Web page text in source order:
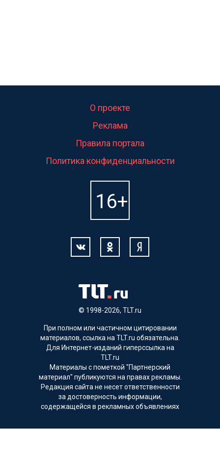
© 1998-2026, TLT.ru
О проекте
Реклама
Правила портала
Политика конфиденциальности
При полном или частичном цитировании
материалов, ссылка на TLT.ru обязательна.
Для Интернет-изданий гиперссылка на
TLT.ru
Материалы с пометкой "Партнерский
материал" публикуются на правах рекламы.
Редакция сайта не несет ответственности
за достоверность информации,
содержащейся в рекламных объявлениях